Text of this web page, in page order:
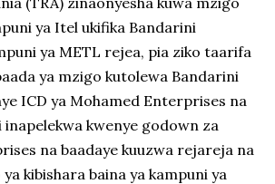
ya Itel ukifika Bandarini
ya METL rejea, pia ziko taarifa
ya mzigo kutolewa Bandarini
ICD ya Mohamed Enterprises na
inapelekwa kwenye godown za
na baadaye kuuzwa rejareja na
kibishara baina ya kampuni ya